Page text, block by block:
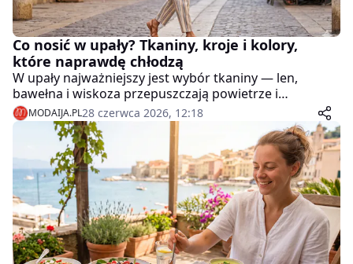
Co nosić w upały? Tkaniny, kroje i kolory,
które naprawdę chłodzą
W upały najważniejszy jest wybór tkaniny — len,
bawełna i wiskoza przepuszczają powietrze i
odprowadzają wilgoć, a syntetyki jak poliester czy
elastan działają jak folia na skórze.
MODAIJA.PL28 czerwca 2026, 12:18